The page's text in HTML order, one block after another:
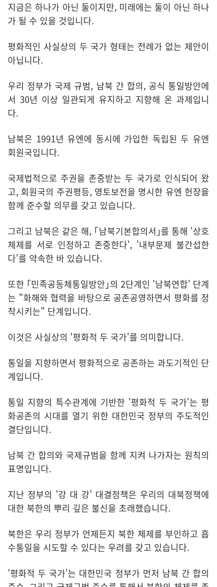
지금은 하나가 아닌 둘이지만, 미래에는 둘이 아닌 하나
가 될 수 있을 것입니다.
평화적인 사실상의 두 국가 형태는 전례가 없는 제안이
아닙니다.
우리 정부가 국제 규범, 남북 간 합의, 공식 통일방안에
서 30년 이상 일관되게 유지하고 지향해 온 과제입니
다.
남북은 1991년 유엔에 동시에 가입한 독립된 두 유엔
회원국입니다.
국제법적으로 주권을 존중받는 두 국가로 인식되어 왔
고, 회원국의 주권평등, 영토보전을 명시한 유엔 헌장을
함께 준수할 의무를 갖고 있습니다.
그리고 남북은 같은 해, ｢남북기본합의서｣를 통해 '상호
체제를 서로 인정하고 존중한다', '내부문제 불간섭한
다'를 약속한 바 있습니다.
또한 ｢민족공동체통일방안｣의 2단계인 '남북연합' 단계
는 "화해와 협력을 바탕으로 공존공영하면서 평화를 정
착시키는" 단계입니다.
이것은 사실상의 '평화적 두 국가'를 의미합니다.
통일을 지향하면서 평화적으로 공존하는 과도기적인 단
계입니다.
통일 지향의 특수관계에 기반한 '평화적 두 국가'는 평
화공존의 시대를 열기 위한 대한민국 정부의 주도적인
결단입니다.
남북 간 합의와 국제규범을 함께 지켜 나가자는 원칙의
표명입니다.
지난 정부의 '강 대 강' 대결정책은 우리의 대북정책에
대한 북한의 뿌리 깊은 불신을 초래했습니다.
북한은 우리 정부가 언제든지 북한 체제를 부인하고 흡
수통일을 시도할 수 있다는 우려를 갖고 있습니다.
'평화적 두 국가'는 대한민국 정부가 먼저 남북 간 합의